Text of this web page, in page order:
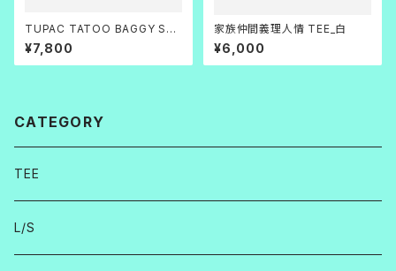
TUPAC TATOO BAGGY SH
ORTS(黒×白)
¥7,800
家族仲間義理人情 TEE_白
¥6,000
CATEGORY
TEE
L/S